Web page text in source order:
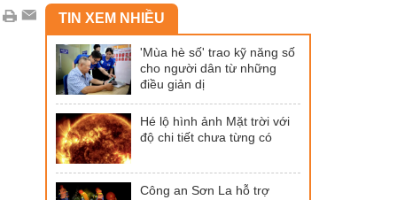
TIN XEM NHIỀU
'Mùa hè số' trao kỹ năng số
cho người dân từ những
điều giản dị
Hé lộ hình ảnh Mặt trời với
độ chi tiết chưa từng có
Công an Sơn La hỗ trợ